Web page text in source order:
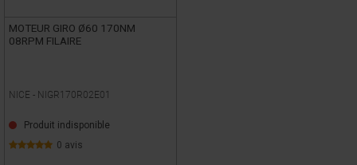
MOTEUR GIRO Ø60 170NM
08RPM FILAIRE
NICE - NIGR170R02E01
Produit indisponible
0 avis